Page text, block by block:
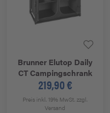
Brunner Elutop Daily
CT Campingschrank
219,90 €
Preis inkl. 19% MwSt.zzgl.
Versand